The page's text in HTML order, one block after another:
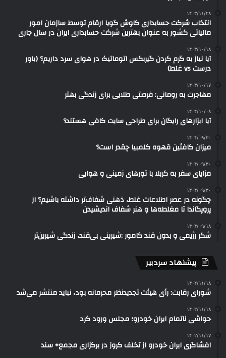
۱۴۰۳/۱۱/۲۸
انتخاب شرکت حسابداری کاوش گویا ارقام توسط سازمان امور
مالیاتی کشور به عنوان بهترین شرکت حسابداری ایران در سال جاری
۱۴۰۳/۱۰/۱۸
آیا نیاز به گرم کردن گیربکس اتوماتیک در هوای سرد داریم؟ (باور
درست vs غلط)
۱۴۰۳/۱۰/۱۷
مهاجرت به رومانی: فرصتی طلایی برای زندگی بهتر
۱۴۰۴/۱۰/۰۸
آیا ابزارهای رایگان برای طراحی سایت کافی هستند؟
۱۴۰۴/۰۹/۳۰
میزان کافئین قهوه کلمبیا چقدر است؟
۱۴۰۴/۰۹/۳۰
مزایای سفر به کربلا با تورهای زمینی و هوایی
۱۴۰۴/۰۹/۳۰
چگونه در عصر اطلاعات غلط، ذهنی شفاف‌تر داشته باشیم؟ از
پروپگاندا تا مغلطه‌ها و هنر شفاف اندیشیدن
۱۴۰۴/۰۹/۱۸
شکر رژیمی و بدون قند کامور ;شیرینی بی‌قند، زندگی شیرین‌تر
پیشنهاد سردبیر
۱۴۰۲/۱۱/۱۸
شورای رقابت: رأی هیئت تجدیدنظر محرمانه بود، نباید منتشر می‌شد
۱۴۰۲/۱۱/۱۸
حواشی ناتمام ایران خودرو؛ مجلس ورود کرد
۱۴۰۲/۱۱/۱۷
افشاگری ایران خودرو از تخلف کروز در برگزاری مجمع+ سند